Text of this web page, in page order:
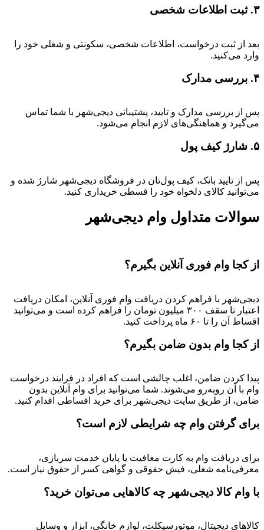
۳. ثبت اطلاعات شخصی
بعد از ثبت درخواست، اطلاعات شخصی، سکونتی و شغلی خود را
وارد می‌کنید.
۴. بررسی مدارک
پس از بررسی مدارک و تایید، پشتیبانی دیجی‌شهر با شما تماس
می‌گیرد و هماهنگی‌های لازم انجام می‌شود.
۵. شارژ کیف پول
پس از تایید بانک، کیف پول‌تان در فروشگاه دیجی‌شهر شارژ شده و
می‌توانید کالای دلخواه خود را قسطی خریداری کنید.
سوالات متداول وام دیجی‌شهر
از کجا وام فوری آنلاین بگیرم؟
دیجی‌شهر با فراهم کردن دریافت وام فوری آنلاین، امکان دریافت
اعتبار تا سقف ۳۰۰ میلیون تومان را فراهم کرده است و می‌توانید
اقساط آن را تا ۶۰ ماه پرداخت کنید.
از کجا وام بدون ضامن بگیرم؟
پیدا کردن ضامن، اغلب چالشی است که افراد در فرایند درخواست
وام با آن روبه‌رو می‌شوند. شما می‌توانید برای وام آنلاین بدون
ضامن، از طریق سایت دیجی‌شهر برای خرید اقساطی اقدام کنید.
برای گرفتن وام چه شرایطی لازم است؟
برای دریافت وام به کارت معافیت یا پایان خدمت سربازی،
معرفی‌نامه شغلی، فیش حقوقی و گواهی کسر از حقوق نیاز است.
با وام کالا دیجی‌شهر چه کالاهایی می‌توان خرید؟
کالاهای دیجیتال، موتورسیکلت، لوازم خانگی، ابزار و وسایل